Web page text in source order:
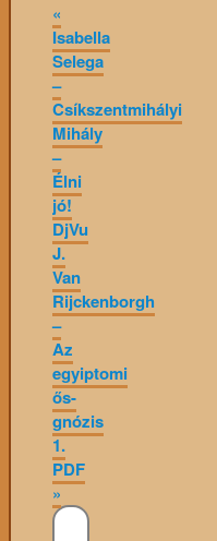
«
Isabella
Selega
–
Csíkszentmihályi
Mihály
–
Élni
jó!
DjVu
J.
Van
Rijckenborgh
–
Az
egyiptomi
ős-
gnózis
1.
PDF
»